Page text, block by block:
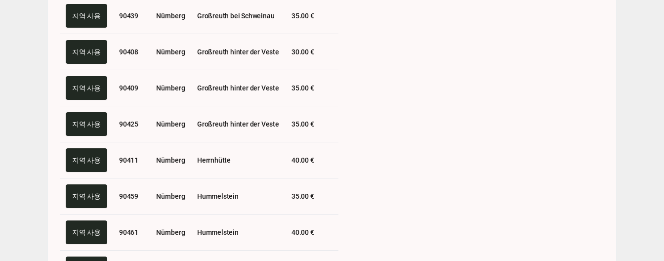
지역 사용 90439 Nürnberg Großreuth bei Schweinau 35.00 €
지역 사용 90408 Nürnberg Großreuth hinter der Veste 30.00 €
지역 사용 90409 Nürnberg Großreuth hinter der Veste 35.00 €
지역 사용 90425 Nürnberg Großreuth hinter der Veste 35.00 €
지역 사용 90411 Nürnberg Herrnhütte 40.00 €
지역 사용 90459 Nürnberg Hummelstein 35.00 €
지역 사용 90461 Nürnberg Hummelstein 40.00 €